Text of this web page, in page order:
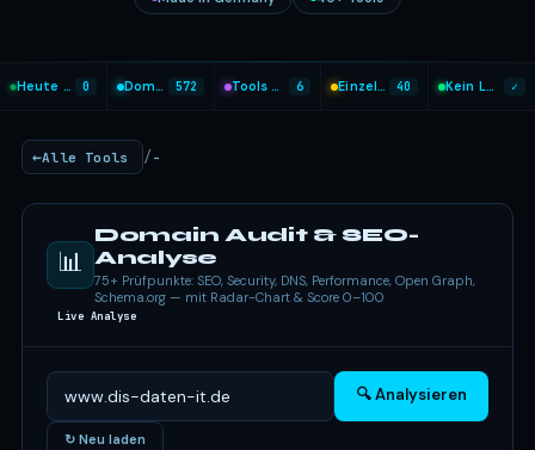
Heute analysiert 0 Domains geprüft 572 Tools heute genutzt 6 Einzel-Tools 40 Kein Login nötig ✓
Alle Tools / -
📊
Domain Audit & SEO-
Analyse
75+ Prüfpunkte: SEO, Security, DNS, Performance, Open Graph,
Schema.org — mit Radar-Chart & Score 0–100
Live Analyse
🔍 Analysieren
↻ Neu laden